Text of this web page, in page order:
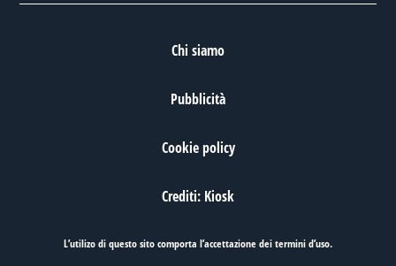
Chi siamo
Pubblicità
Cookie policy
Crediti: Kiosk
L’utilizo di questo sito comporta l’accettazione deitermini d’uso.